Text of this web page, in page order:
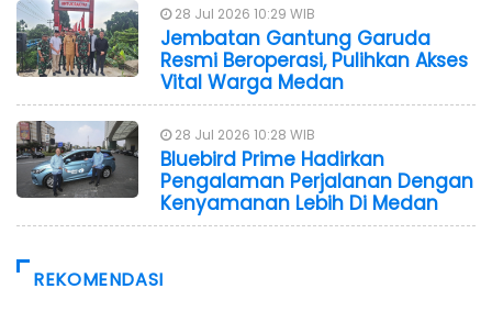
28 Jul 2026 10:29 WIB
Jembatan Gantung Garuda
Resmi Beroperasi, Pulihkan Akses
Vital Warga Medan
28 Jul 2026 10:28 WIB
Bluebird Prime Hadirkan
Pengalaman Perjalanan Dengan
Kenyamanan Lebih Di Medan
REKOMENDASI